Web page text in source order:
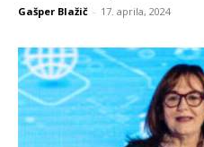
Gašper Blažič - 17. aprila, 2024